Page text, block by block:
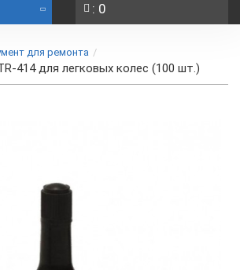
: 0
для ремонта
414 для легковых колес (100 шт.)